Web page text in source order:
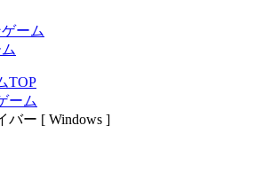
ーム
TOP
ーム
バー [ Windows ]